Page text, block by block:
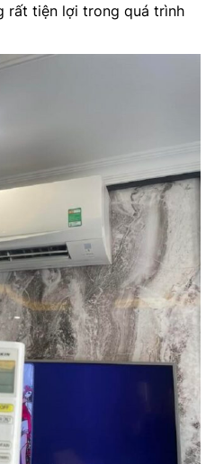
rất tiện lợi trong quá trình